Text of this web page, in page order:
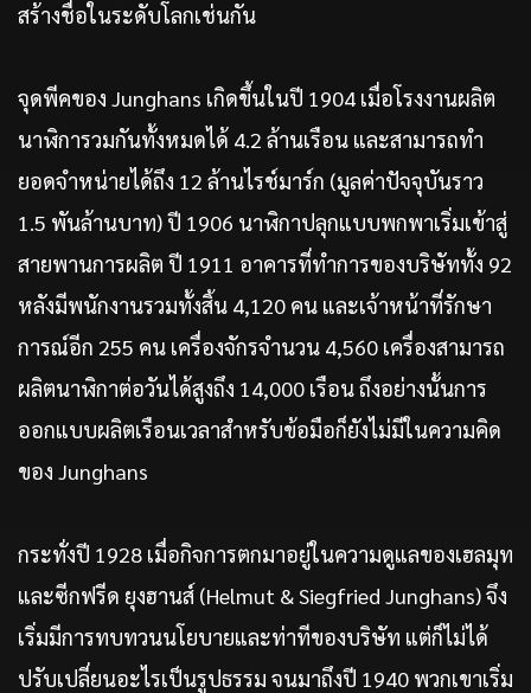
สร้างชื่อในระดับโลกเช่นกัน
จุดพีคของ Junghans เกิดขึ้นในปี 1904 เมื่อโรงงานผลิต
นาฬิการวมกันทั้งหมดได้ 4.2 ล้านเรือน และสามารถทำ
ยอดจำหน่ายได้ถึง 12 ล้านไรช์มาร์ก (มูลค่าปัจจุบันราว
1.5 พันล้านบาท) ปี 1906 นาฬิกาปลุกแบบพกพาเริ่มเข้าสู่
สายพานการผลิต ปี 1911 อาคารที่ทำการของบริษัททั้ง 92
หลังมีพนักงานรวมทั้งสิ้น 4,120 คน และเจ้าหน้าที่รักษา
การณ์อีก 255 คน เครื่องจักรจำนวน 4,560 เครื่องสามารถ
ผลิตนาฬิกาต่อวันได้สูงถึง 14,000 เรือน ถึงอย่างนั้นการ
ออกแบบผลิตเรือนเวลาสำหรับข้อมือก็ยังไม่มีในความคิด
ของ Junghans
กระทั่งปี 1928 เมื่อกิจการตกมาอยู่ในความดูแลของเฮลมุท
และซีกฟรีด ยุงฮานส์ (Helmut & Siegfried Junghans) จึง
เริ่มมีการทบทวนนโยบายและท่าทีของบริษัท แต่ก็ไม่ได้
ปรับเปลี่ยนอะไรเป็นรูปธรรม จนมาถึงปี 1940 พวกเขาเริ่ม